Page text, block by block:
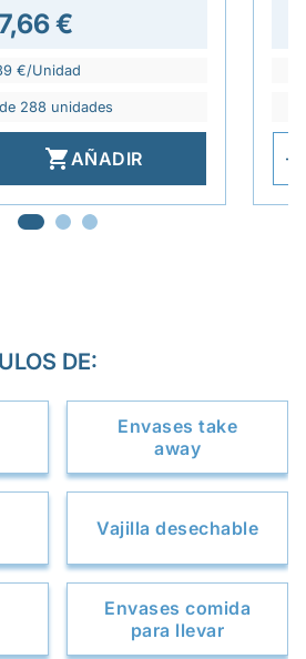
€
€/Unidad
288 unidades
AÑADIR
DE:
Envases take
away
Vajilla desechable
Envases comida
para llevar